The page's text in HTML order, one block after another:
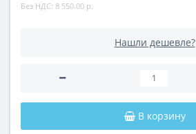
Без НДС: 8 550.00 р.
Нашли дешевле?
В корзину